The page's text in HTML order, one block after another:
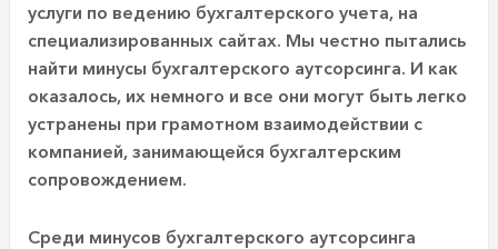
услуги по ведению бухгалтерского учета, на
специализированных сайтах. Мы честно пытались
найти минусы бухгалтерского аутсорсинга. И как
оказалось, их немного и все они могут быть легко
устранены при грамотном взаимодействии с
компанией, занимающейся бухгалтерским
сопровождением.
Среди минусов бухгалтерского аутсорсинга